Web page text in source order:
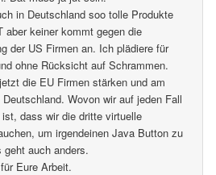
in Deutschland soo tolle Produkte
aber keiner kommt gegen die
der US Firmen an. Ich plädiere für
ohne Rücksicht auf Schrammen.
die EU Firmen stärken und am
Wovon wir auf jeden Fall
dass wir die dritte virtuelle
um irgendeinen Java Button zu
geht auch anders.
Eure Arbeit.